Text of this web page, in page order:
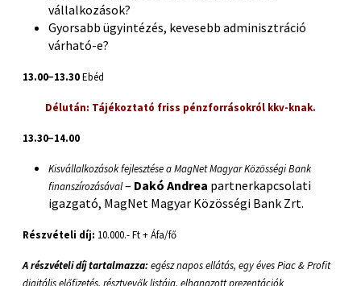
vállalkozások?
Gyorsabb ügyintézés, kevesebb adminisztráció
várható-e?
13.00−13.30Ebéd
Délután: Tájékoztató friss pénzforrásokról kkv-knak.
13.30−14.00
Kisvállalkozások fejlesztése a MagNet Magyar Közösségi Bank
finanszírozásával– Dakó Andrea partnerkapcsolati
igazgató, MagNet Magyar Közösségi Bank Zrt.
Részvételi díj: 10.000.- Ft + Áfa/fő
A részvételi díj tartalmazza: egész napos ellátás, egy éves Piac & Profit
digitális előfizetés, résztvevők listája, elhangzott prezentációk